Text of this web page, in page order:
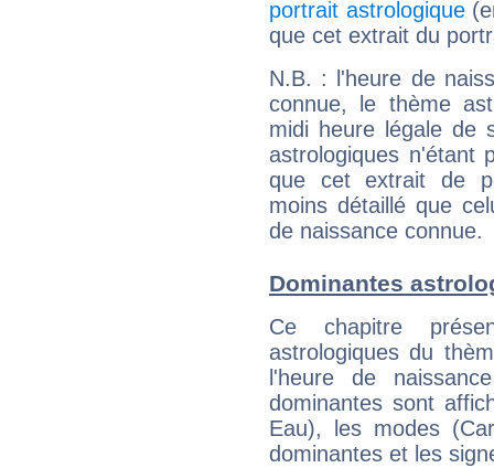
portrait astrologique
que cet extrait du
N.B. : l'heure de
connue, le thème
midi heure légale de
astrologiques n'étant
que cet extrait de
moins détaillé que
de naissance connue.
Dominantes
Ce chapitre
astrologiques du
l'heure de
dominantes sont
Eau), les modes
dominantes et les